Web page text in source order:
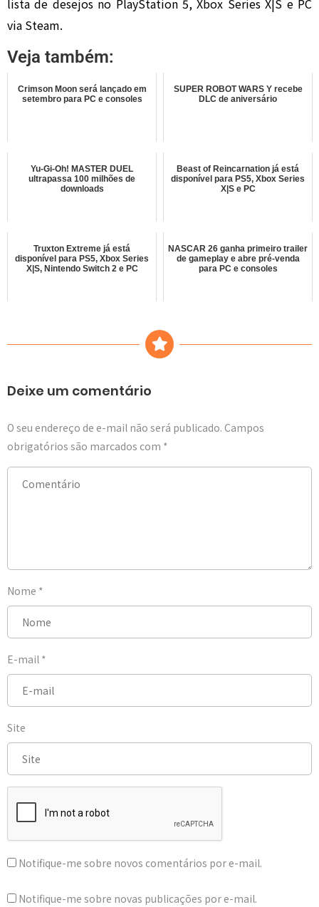
lista de desejos no PlayStation 5, Xbox Series X|S e PC
via Steam.
Veja também:
Crimson Moon será lançado em
setembro para PC e consoles
SUPER ROBOT WARS Y recebe
DLC de aniversário
Yu-Gi-Oh! MASTER DUEL
ultrapassa 100 milhões de
downloads
Beast of Reincarnation já está
disponível para PS5, Xbox Series
X|S e PC
Truxton Extreme já está
disponível para PS5, Xbox Series
X|S, Nintendo Switch 2 e PC
NASCAR 26 ganha primeiro trailer
de gameplay e abre pré-venda
para PC e consoles
Deixe um comentário
O seu endereço de e-mail não será publicado. Campos
obrigatórios são marcados com *
Nome *
E-mail *
Site
Notifique-me sobre novos comentários por e-mail.
Notifique-me sobre novas publicações por e-mail.